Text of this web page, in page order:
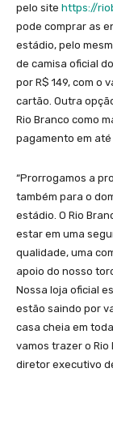
pelo site https://
pode comprar as
estádio, pelo
de camisa oficial
por R$ 149, com o
cartão. Outra
Rio Branco como
pagamento em até
“Prorrogamos a
também para o
estádio. O Rio
estar em uma
qualidade, uma
apoio do nosso
Nossa loja oficial
estão saindo por
casa cheia em
vamos trazer o Rio
diretor executivo